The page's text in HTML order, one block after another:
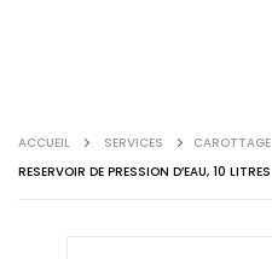
ACCUEIL SERVICES CAROTTAGE
RESERVOIR DE PRESSION D’EAU, 10 LITRES